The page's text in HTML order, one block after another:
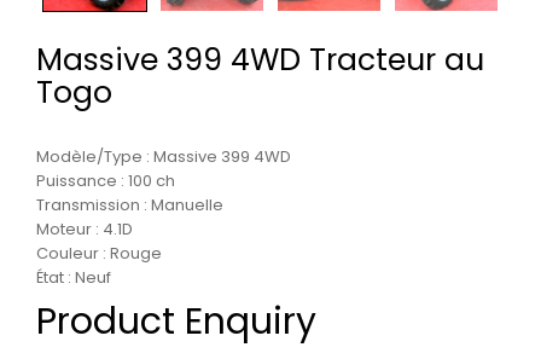
Massive 399 4WD Tracteur au
Togo
Modèle/Type : Massive 399 4WD
Puissance : 100 ch
Transmission : Manuelle
Moteur : 4.1D
Couleur : Rouge
État : Neuf
Product Enquiry